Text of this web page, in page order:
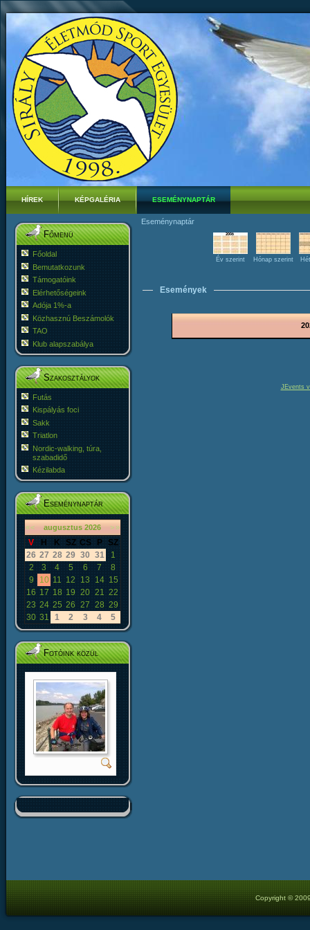
HÍREK KÉPGALÉRIA ESEMÉNYNAPTÁR
Főmenü
Főoldal
Bemutatkozunk
Támogatóink
Elérhetőségeink
Adója 1%-a
Közhasznú Beszámolók
TAO
Klub alapszabálya
Szakosztályok
Futás
Kispályás foci
Sakk
Triatlon
Nordic-walking, túra,
szabadidő
Kézilabda
Eseménynaptár
«< augusztus 2026 >»
V H K SZ CS P
SZ
26 27 28 29 30 31
1
2
3 4 5 6 7
8
9
10 11 12 13 14 15
16 17 18 19 20 21 22
23 24 25 26 27 28 29
30 31 1 2 3 4 5
Fotóink közül
Eseménynaptár
Év szerint Hónap szerint
Események
JEvents
Copyright ©